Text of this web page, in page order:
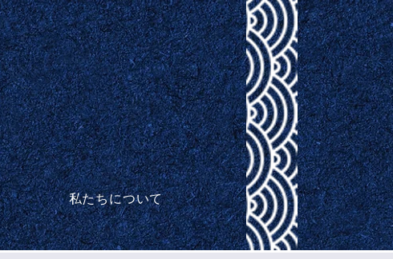
私たちについて